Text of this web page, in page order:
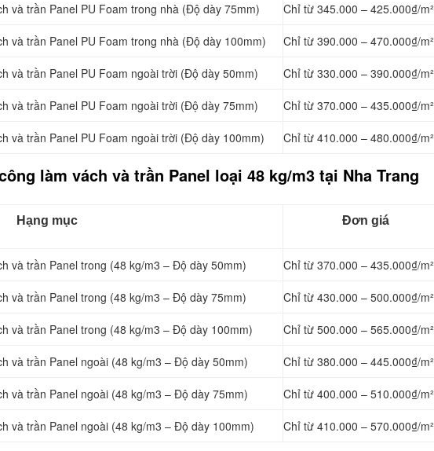
và trần Panel PU Foam trong nhà (Độ dày 75mm) Chỉ từ 345.000 – 425.000₫/m²
và trần Panel PU Foam trong nhà (Độ dày 100mm) Chỉ từ 390.000 – 470.000₫/m²
và trần Panel PU Foam ngoài trời (Độ dày 50mm) Chỉ từ 330.000 – 390.000₫/m²
và trần Panel PU Foam ngoài trời (Độ dày 75mm) Chỉ từ 370.000 – 435.000₫/m²
và trần Panel PU Foam ngoài trời (Độ dày 100mm) Chỉ từ 410.000 – 480.000₫/m²
làm vách và trần Panel loại 48 kg/m3 tại Nha Trang
Hạng mục Đơn giá
và trần Panel trong (48 kg/m3 – Độ dày 50mm) Chỉ từ 370.000 – 435.000₫/m²
và trần Panel trong (48 kg/m3 – Độ dày 75mm) Chỉ từ 430.000 – 500.000₫/m²
và trần Panel trong (48 kg/m3 – Độ dày 100mm) Chỉ từ 500.000 – 565.000₫/m²
và trần Panel ngoài (48 kg/m3 – Độ dày 50mm) Chỉ từ 380.000 – 445.000₫/m²
và trần Panel ngoài (48 kg/m3 – Độ dày 75mm) Chỉ từ 400.000 – 510.000₫/m²
và trần Panel ngoài (48 kg/m3 – Độ dày 100mm) Chỉ từ 410.000 – 570.000₫/m²